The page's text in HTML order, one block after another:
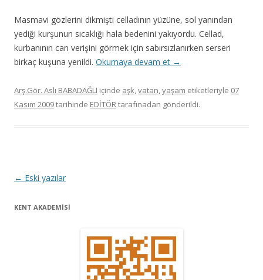
Masmavi gözlerini dikmişti celladının yüzüne, sol yanından
yediği kurşunun sıcaklığı hala bedenini yakıyordu. Cellad,
kurbanının can verişini görmek için sabırsızlanırken serseri
birkaç kuşuna yenildi. Okumaya devam et →
Arş.Gör. Aslı BABADAĞLI içinde aşk,vatan,yaşam etiketleriyle 07
Kasım 2009tarihinde EDİTÖRtarafınadan gönderildi.
Y
z
← Eski yazılar
KENT AKADEMİSİ